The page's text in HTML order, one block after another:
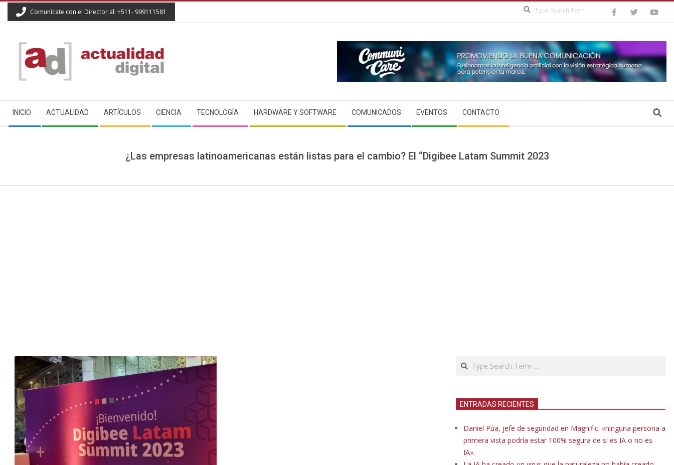
Comunícate con el Director al: +511- 999111581
ACTUALIDAD
DIGITAL
Navigation
Menu
INICIO ACTUALIDAD ARTÍCULOS CIENCIA TECNOLOGÍA HARDWARE Y SOFTWARE COMUNICADOS EVENTOS CONTACTO Search
¿Las empresas latinoamericanas están listas para el cambio? El “Digibee Latam Summit 2023
Search
ENTRADAS RECIENTES
Daniel Púa, jefe de seguridad en Magnific: «ninguna persona a
primera vista podría estar 100% segura de si es IA o no es
IA».